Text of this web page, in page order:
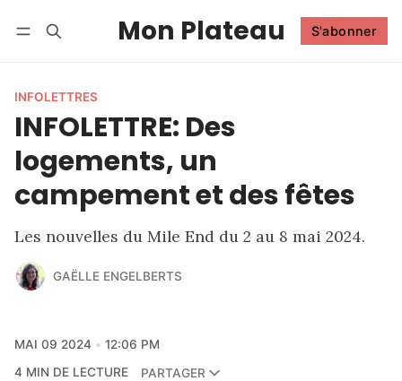
Mon Plateau S'abonner
INFOLETTRES
INFOLETTRE: Des
logements, un
campement et des fêtes
Les nouvelles du Mile End du 2 au 8 mai 2024.
GAËLLE ENGELBERTS
MAI 09 2024
12:06 PM
4 MIN DE LECTURE
PARTAGER